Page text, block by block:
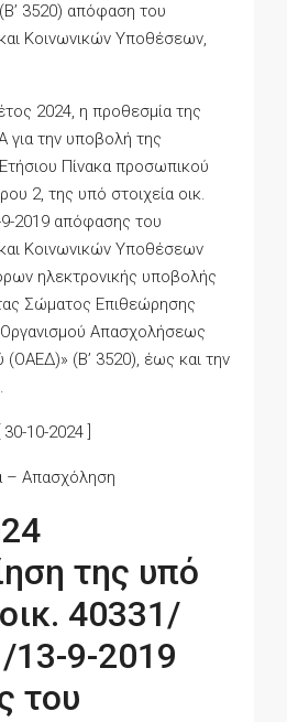
3520) απόφαση του
Κοινωνικών Υποθέσεων,
2024, η προθεσμία της
για την υποβολή της
Πίνακα προσωπικού
2, της υπό στοιχεία οικ.
2019 απόφασης του
Κοινωνικών Υποθέσεων
ηλεκτρονικής υποβολής
Σώματος Επιθεώρησης
Απασχολήσεως
(ΟΑΕΔ)» (Β’ 3520), έως και την
10-2024 ]
– Απασχόληση
της υπό
40331/
9-2019
του